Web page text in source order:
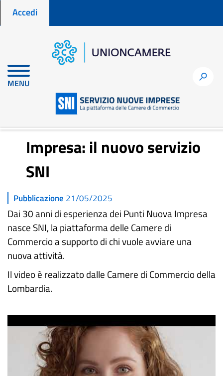
Menu profilo utente
Accedi
MENU
h
Home
30 anni di Punto Nuova Impresa: il nuovo servizio SNI
30 anni di Punto Nuova
Impresa: il nuovo servizio
SNI
Pubblicazione 21/05/2025
Dai 30 anni di esperienza dei Punti Nuova Impresa
nasce SNI, la piattaforma delle Camere di
Commercio a supporto di chi vuole avviare una
nuova attività.
Il video è realizzato dalle Camere di Commercio della
Lombardia.
correlato